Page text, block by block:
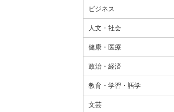
ビジネス
人文・社会
健康・医療
政治・経済
教育・学習・語学
文芸